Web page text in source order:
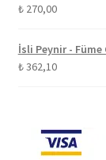
₺270,00
İsli Peynir - Füme
₺362,10